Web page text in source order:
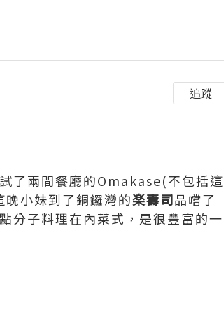
追蹤
了兩間餐廳的Omakase(不包括這
小妹到了銅鑼灣的楽壽司品嚐了
分子料理在內菜式，是很豐富的一